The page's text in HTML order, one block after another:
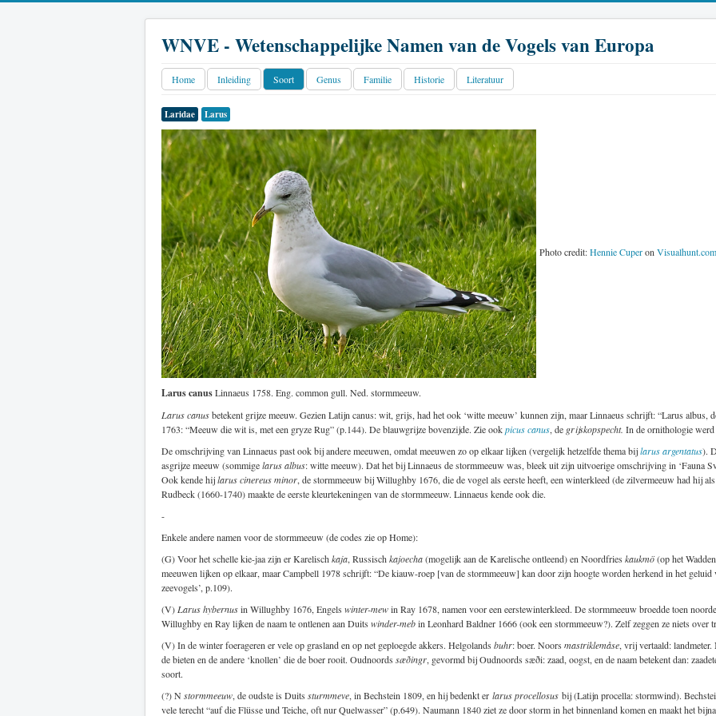
WNVE - Wetenschappelijke Namen van de Vogels van Europa
Home Inleiding Soort Genus Familie Historie Literatuur
Laridae Larus
Photo credit:Hennie CuperonVisualhunt.com
Larus canusLinnaeus 1758. Eng. common gull. Ned. stormmeeuw.
Larus canusbetekent grijze meeuw. Gezien Latijn canus: wit, grijs, had het ook ‘witte meeuw’ kunnen zijn, maar Linnaeus schrijft: “Larus
1763: “Meeuw die wit is, met een gryze Rug” (p.144). De blauwgrijze bovenzijde. Zie ookpicus canus, de grijskopspecht. In de ornithologie werd
De omschrijving van Linnaeus past ook bij andere meeuwen, omdat meeuwen zo op elkaar lijken (vergelijk hetzelfde thema bijlarus argentatus).
asgrijze meeuw (sommigelarus albus: witte meeuw). Dat het bij Linnaeus de stormmeeuw was, bleek uit zijn uitvoerige omschrijving in ‘Fauna
Ook kende hijlarus cinereus minor, de stormmeeuw bij Willughby 1676, die de vogel als eerste heeft, een winterkleed (de zilvermeeuw had hij
Rudbeck (1660-1740) maakte de eerste kleurtekeningen van de stormmeeuw. Linnaeus kende ook die.
-
Enkele andere namen voor de stormmeeuw (de codes zie op Home):
(G) Voor het schelle kie-jaa zijn er Karelisch kaja, Russisch kajoecha(mogelijk aan de Karelische ontleend) en Noordfries kaukmö(op het
meeuwen lijken op elkaar, maar Campbell 1978 schrijft: “De kiauw-roep [van de stormmeeuw] kan door zijn hoogte worden herkend in het geluid
zeevogels’, p.109).
(V) Larus hybernusin Willughby 1676, Engels winter-mewin Ray 1678, namen voor een eerstewinterkleed. De stormmeeuw broedde toen
Willughby en Ray lijken de naam te ontlenen aan Duits winder-mebin Leonhard Baldner 1666 (ook een stormmeeuw?). Zelf zeggen ze niets over
(V) In de winter foerageren er vele op grasland en op net geploegde akkers. Helgolands buhr: boer. Noors mastriklemåse, vrij vertaald:
de bieten en de andere ‘knollen’ die de boer rooit. Oudnoords sæðingr, gevormd bij Oudnoords sæði: zaad, oogst, en de naam betekent dan:
soort.
(?) Nstormmeeuw, de oudste is Duits sturmmeve, in Bechstein 1809, en hij bedenkt er larus procellosus bij (Latijn procella: stormwind).
vele terecht “auf die Flüsse und Teiche, oft nur Quelwasser” (p.649). Naumann 1840 ziet ze door storm in het binnenland komen en maakt het